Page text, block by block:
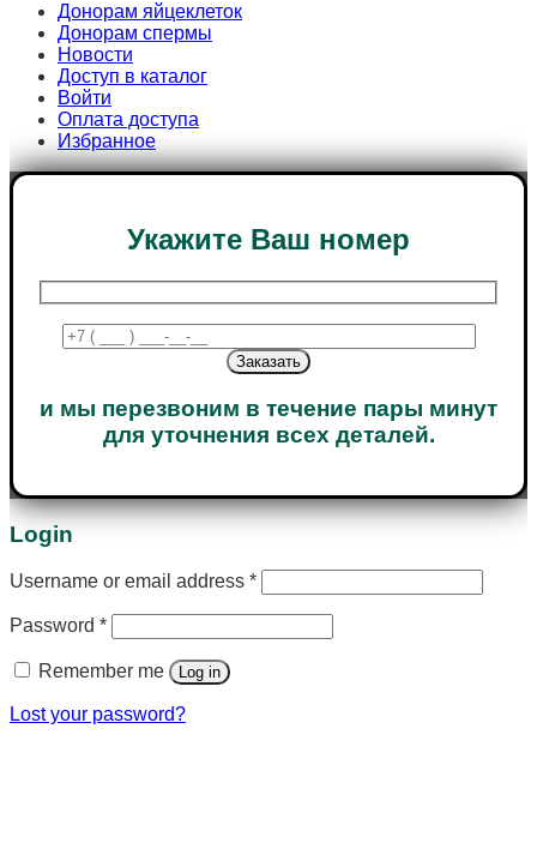
Донорам яйцеклеток
Донорам спермы
Новости
Доступ в каталог
Войти
Оплата доступа
Избранное
Укажите Ваш номер
и мы перезвоним в течение пары минут
для уточнения всех деталей.
Login
Username or email address *
Password *
Remember me Log in
Lost your password?